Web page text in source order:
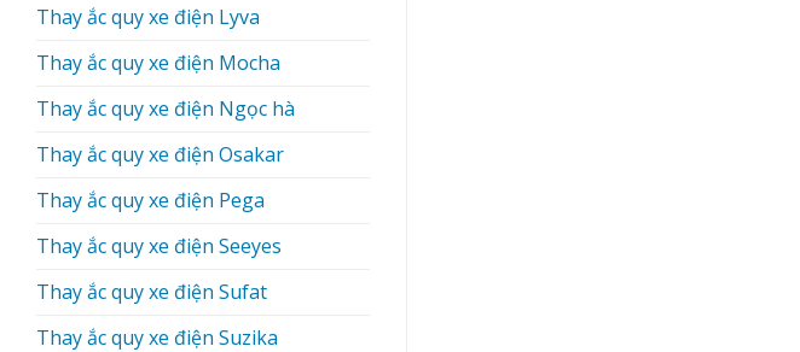
Thay ắc quy xe điện Lyva
Thay ắc quy xe điện Mocha
Thay ắc quy xe điện Ngọc hà
Thay ắc quy xe điện Osakar
Thay ắc quy xe điện Pega
Thay ắc quy xe điện Seeyes
Thay ắc quy xe điện Sufat
Thay ắc quy xe điện Suzika